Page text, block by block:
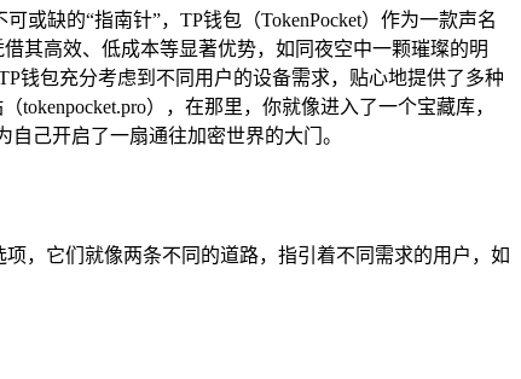
或缺的“指南针”，TP钱包（TokenPocket）作为一款声名
其高效、低成本等显著优势，如同夜空中一颗璀璨的明
钱包充分考虑到不同用户的设备需求，贴心地提供了多种
），在那里，你就像进入了一个宝藏库，
己开启了一扇通往加密世界的大门。
，它们就像两条不同的道路，指引着不同需求的用户，如